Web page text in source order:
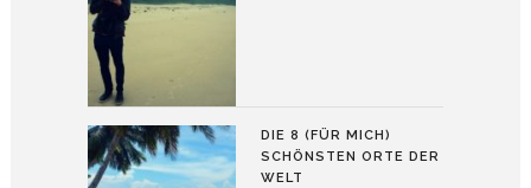
DIE 8 (FÜR MICH)
SCHÖNSTEN ORTE DER
WELT